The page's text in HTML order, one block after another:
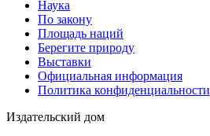
Наука
По закону
Площадь наций
Берегите природу
Выставки
Официальная информация
Политика конфиденциальности
Издательский дом